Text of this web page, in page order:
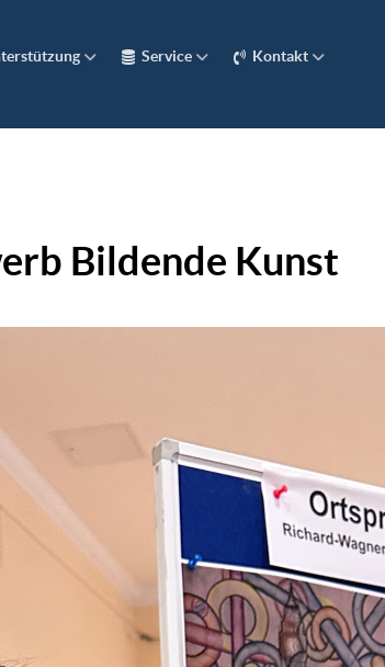
Service Kontakt
Bildende Kunst